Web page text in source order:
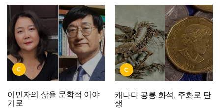
C
이민자의 삶을 문학적 이야
기로
C
캐나다 공룡 화석, 주화로 탄
생